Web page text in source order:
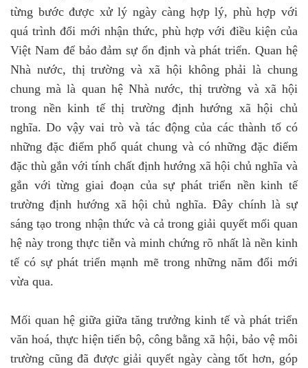
từng bước được xử lý ngày càng hợp lý, phù hợp với
quá trình đổi mới nhận thức, phù hợp với điều kiện của
Việt Nam để bảo đảm sự ổn định và phát triển. Quan hệ
Nhà nước, thị trường và xã hội không phải là chung
chung mà là quan hệ Nhà nước, thị trường và xã hội
trong nền kinh tế thị trường định hướng xã hội chủ
nghĩa. Do vậy vai trò và tác động của các thành tố có
những đặc điểm phổ quát chung và có những đặc điểm
đặc thù gắn với tính chất định hướng xã hội chủ nghĩa và
gắn với từng giai đoạn của sự phát triển nền kinh tế
trường định hướng xã hội chủ nghĩa. Đây chính là sự
sáng tạo trong nhận thức và cả trong giải quyết mối quan
hệ này trong thực tiễn và minh chứng rõ nhất là nền kinh
tế có sự phát triển mạnh mẽ trong những năm đổi mới
vừa qua.
Mối quan hệ giữa giữa tăng trưởng kinh tế và phát triển
văn hoá, thực hiện tiến bộ, công bằng xã hội, bảo vệ môi
trường cũng đã được giải quyết ngày càng tốt hơn, góp